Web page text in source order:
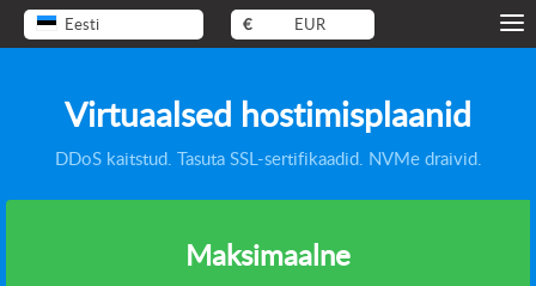
Eesti € EUR
Virtuaalsed hostimisplaanid
DDoS kaitstud. Tasuta SSL-sertifikaadid. NVMe draivid.
Maksimaalne